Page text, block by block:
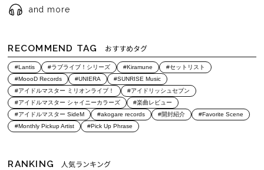
and more
RECOMMEND TAG おすすめタグ
#Lantis #ラブライブ！シリーズ #Kiramune
#セットリスト
#MoooD Records
#UNIERA
#SUNRISE Music
#アイドルマスター ミリオンライブ！
#アイドリッシュセブン
#アイドルマスター シャイニーカラーズ
#楽曲レビュー
#アイドルマスター SideM
#akogare records #開封紹介
#Favorite Scene
#Monthly Pickup Artist
#Pick Up Phrase
RANKING 人気ランキング